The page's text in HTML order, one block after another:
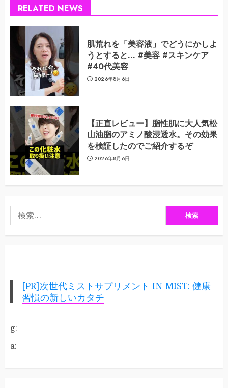
RELATED NEWS
肌荒れを「美容液」でどうにかしよ
うとすると… #美容 #スキンケア
#40代美容
2026年8月6日
【正直レビュー】脂性肌に大人気松
山油脂のアミノ酸浸透水。その効果
を検証したのでご紹介するぞ
2026年8月6日
索:
[PR]次世代ミストサプリメント IN MIST: 健康
習慣の新しいカタチ
g:
a: